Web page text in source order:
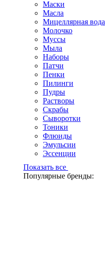
Маски
Масла
Мицеллярная вода
Молочко
Муссы
Мыла
Наборы
Патчи
Пенки
Пилинги
Пудры
Растворы
Скрабы
Сыворотки
Тоники
Флюиды
Эмульсии
Эссенции
Показать все
Популярные бренды: